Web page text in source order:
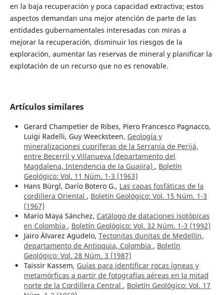
en la baja recuperación y poca capacidad extractiva; estos
aspectos demandan una mejor atención de parte de las
entidades gubernamentales interesadas con miras a
mejorar la recuperación, disminuir los riesgos de la
exploración, aumentar las reservas de mineral y planificar la
explotación de un recurso que no es renovable.
Artículos similares
Gerard Champetier de Ribes, Piero Francesco Pagnacco,
Luigi Radelli, Guy Weecksteen, Geología y
mineralizaciones cupríferas de la Serranía de Perijá,
entre Becerril y Villanueva (departamento del
Magdalena, Intendencia de la Guajira) , Boletín
Geológico: Vol. 11 Núm. 1-3 (1963)
Hans Bürgl, Darío Botero G., Las capas fosfáticas de la
cordillera Oriental , Boletín Geológico: Vol. 15 Núm. 1-3
(1967)
Mario Maya Sánchez, Catálogo de dataciones isotópicas
en Colombia , Boletín Geológico: Vol. 32 Núm. 1-3 (1992)
Jairo Álvarez Agudelo, Tectonitas dunitas de Medellín,
departamento de Antioquia, Colombia , Boletín
Geológico: Vol. 28 Núm. 3 (1987)
Taissir Kassem, Guías para identificar rocas ígneas y
metamórficas a partir de fotografías aéreas en la mitad
norte de la Cordillera Central , Boletín Geológico: Vol. 17